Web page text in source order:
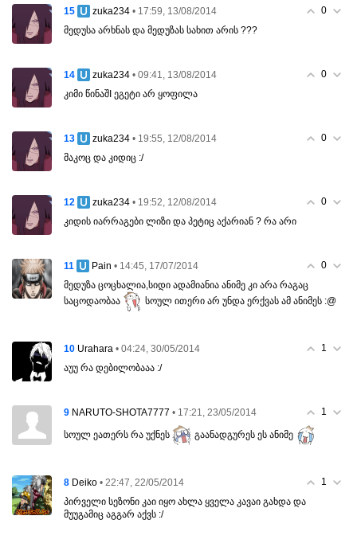
0
15 zuka234 • 17:59, 13/08/2014
მედუსა არხნას და მედუზას სახით არის ???
0
14 zuka234 • 09:41, 13/08/2014
კიმი წინაშI ეგეტი არ ყოფილა
0
13 zuka234 • 19:55, 12/08/2014
მაკოც და კიდიც :/
0
12 zuka234 • 19:52, 12/08/2014
კიდის იარრაგები ლიზი და პეტიც აქარიან ? რა არი
0
11 Pain • 14:45, 17/07/2014
მედუზა ცოცხალია,სიდი ადამიანია ანიმე კი არა რაგაც
საცოდაობაა
სოულ ითერი არ უნდა ერქვას ამ ანიმეს :@
1
10 Urahara • 04:24, 30/05/2014
აუუ რა დებილობააა :/
1
9 NARUTO-SHOTA7777 • 17:21, 23/05/2014
სოულ ეათერს რა უქნეს გაანადგურეს ეს ანიმე
1
8 Deiko • 22:47, 22/05/2014
პირველი სეზონი კაი იყო ახლა ყველა კავაი გახდა და
მუუგამიც აგგარ აქვს :/